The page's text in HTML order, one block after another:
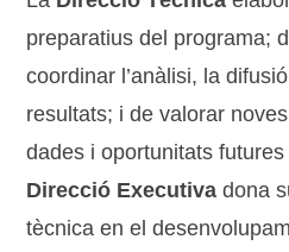
preparatius del programa;
coordinar l’anàlisi, la
resultats; i de valorar
dades i oportunitats
Direcció Executiva dona
tècnica en el